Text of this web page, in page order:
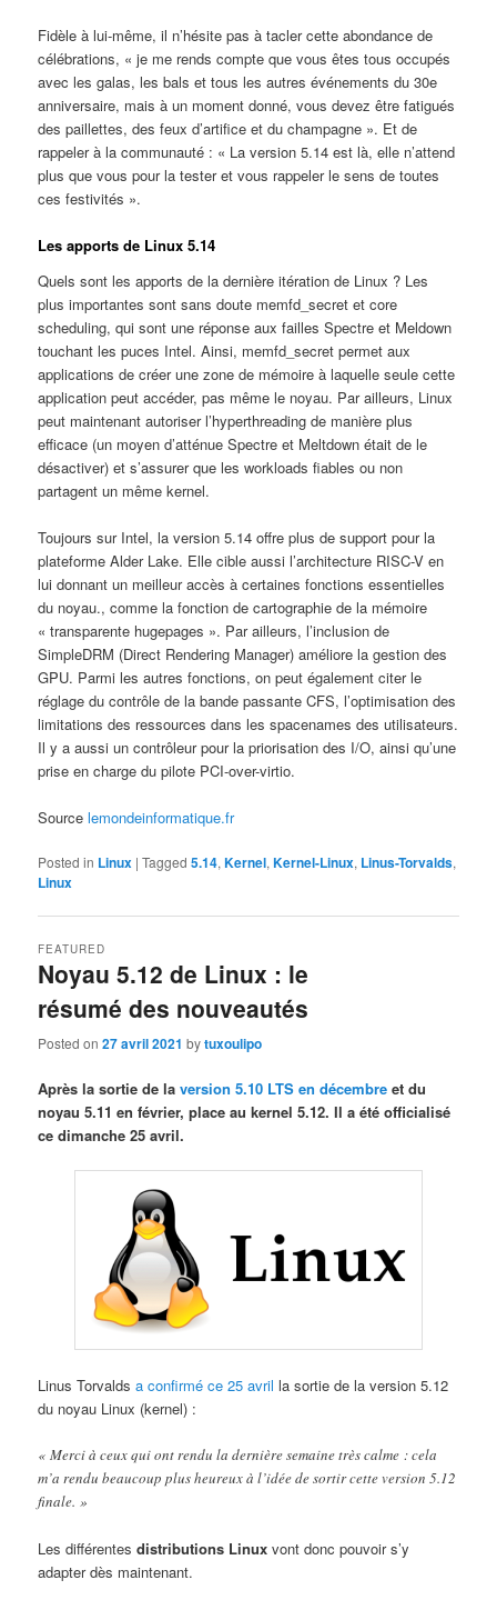
Fidèle à lui-même, il n’hésite pas à tacler cette abondance de
célébrations, « je me rends compte que vous êtes tous occupés
avec les galas, les bals et tous les autres événements du 30e
anniversaire, mais à un moment donné, vous devez être fatigués
des paillettes, des feux d’artifice et du champagne ». Et de
rappeler à la communauté : « La version 5.14 est là, elle n’attend
plus que vous pour la tester et vous rappeler le sens de toutes
ces festivités ».
Les apports de Linux 5.14
Quels sont les apports de la dernière itération de Linux ? Les
plus importantes sont sans doute memfd_secret et core
scheduling, qui sont une réponse aux failles Spectre et Meldown
touchant les puces Intel. Ainsi, memfd_secret permet aux
applications de créer une zone de mémoire à laquelle seule cette
application peut accéder, pas même le noyau. Par ailleurs, Linux
peut maintenant autoriser l’hyperthreading de manière plus
efficace (un moyen d’atténue Spectre et Meltdown était de le
désactiver) et s’assurer que les workloads fiables ou non
partagent un même kernel.
Toujours sur Intel, la version 5.14 offre plus de support pour la
plateforme Alder Lake. Elle cible aussi l’architecture RISC-V en
lui donnant un meilleur accès à certaines fonctions essentielles
du noyau., comme la fonction de cartographie de la mémoire
« transparente hugepages ». Par ailleurs, l’inclusion de
SimpleDRM (Direct Rendering Manager) améliore la gestion des
GPU. Parmi les autres fonctions, on peut également citer le
réglage du contrôle de la bande passante CFS, l’optimisation des
limitations des ressources dans les spacenames des utilisateurs.
Il y a aussi un contrôleur pour la priorisation des I/O, ainsi qu’une
prise en charge du pilote PCI-over-virtio.
Sourcelemondeinformatique.fr
Posted in Linux |Tagged 5.14,Kernel,Kernel-Linux, Linus-Torvalds,
Linux
Noyau 5.12 de Linux : le
résumé des nouveautés
FEATURED
Posted on27 avril 2021 bytuxoulipo
Après la sortie de laversion 5.10 LTS en décembre et du
noyau 5.11 en février, place au kernel 5.12. Il a été officialisé
ce dimanche 25 avril.
Linus Torvaldsa confirmé ce 25 avril la sortie de la version 5.12
du noyau Linux (kernel) :
« Merci à ceux qui ont rendu la dernière semaine très calme : cela
m’a rendu beaucoup plus heureux à l’idée de sortir cette version 5.12
finale. »
Les différentesdistributions Linux vont donc pouvoir s’y
adapter dès maintenant.